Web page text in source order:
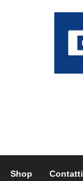
Shop Contatti